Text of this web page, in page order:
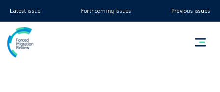
Latest issue Forthcoming issues Previous issues